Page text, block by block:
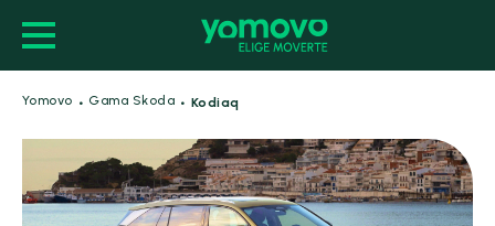
Yomovo · Gama Skoda · Kodiaq